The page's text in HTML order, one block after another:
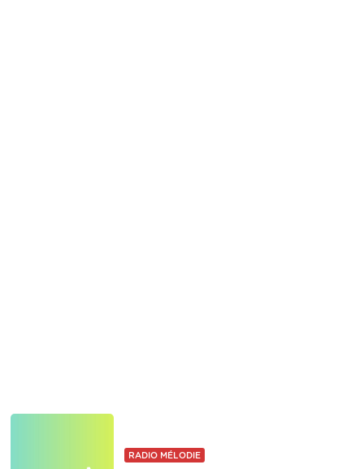
RADIO MÉLODIE